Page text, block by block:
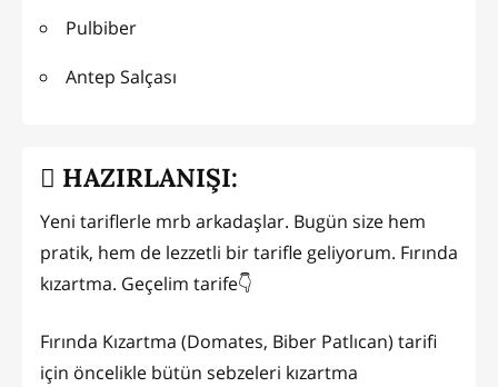
Pulbiber
Antep Salçası
HAZIRLANIŞI:
Yeni tariflerle mrb arkadaşlar. Bugün size hem
pratik, hem de lezzetli bir tarifle geliyorum. Fırında
kızartma. Geçelim tarife👇
Fırında Kızartma (Domates, Biber Patlıcan) tarifi
için öncelikle bütün sebzeleri kızartma